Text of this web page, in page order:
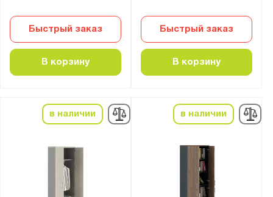
Быстрый заказ
В корзину
Быстрый заказ
В корзину
в наличии в наличии